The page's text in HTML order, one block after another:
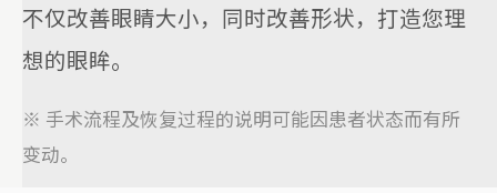
不仅改善眼睛大小，同时改善形状，打造您理
想的眼眸。
※ 手术流程及恢复过程的说明可能因患者状态而有所
变动。